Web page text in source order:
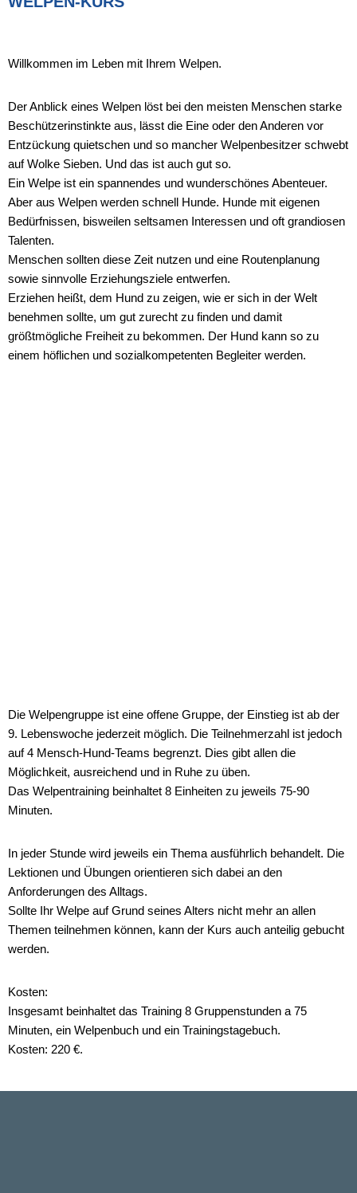
Willkommen im Leben mit Ihrem Welpen.
Der Anblick eines Welpen löst bei den meisten Menschen starke
Beschützerinstinkte aus, lässt die Eine oder den Anderen vor
Entzückung quietschen und so mancher Welpenbesitzer schwebt
auf Wolke Sieben. Und das ist auch gut so.
Ein Welpe ist ein spannendes und wunderschönes Abenteuer.
Aber aus Welpen werden schnell Hunde. Hunde mit eigenen
Bedürfnissen, bisweilen seltsamen Interessen und oft grandiosen
Talenten.
Menschen sollten diese Zeit nutzen und eine Routenplanung
sowie sinnvolle Erziehungsziele entwerfen.
Erziehen heißt, dem Hund zu zeigen, wie er sich in der Welt
benehmen sollte, um gut zurecht zu finden und damit
größtmögliche Freiheit zu bekommen. Der Hund kann so zu
einem höflichen und sozialkompetenten Begleiter werden.
Die Welpengruppe ist eine offene Gruppe, der Einstieg ist ab der
9. Lebenswoche jederzeit möglich. Die Teilnehmerzahl ist jedoch
auf 4 Mensch-Hund-Teams begrenzt. Dies gibt allen die
Möglichkeit, ausreichend und in Ruhe zu üben.
Das Welpentraining beinhaltet 8 Einheiten zu jeweils 75-90
Minuten.
In jeder Stunde wird jeweils ein Thema ausführlich behandelt. Die
Lektionen und Übungen orientieren sich dabei an den
Anforderungen des Alltags.
Sollte Ihr Welpe auf Grund seines Alters nicht mehr an allen
Themen teilnehmen können, kann der Kurs auch anteilig gebucht
werden.
Kosten:
Insgesamt beinhaltet das Training 8 Gruppenstunden a 75
Minuten, ein Welpenbuch und ein Trainingstagebuch.
Kosten: 220 €.